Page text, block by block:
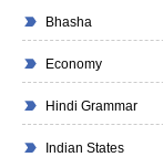
Bhasha
Economy
Hindi Grammar
Indian States